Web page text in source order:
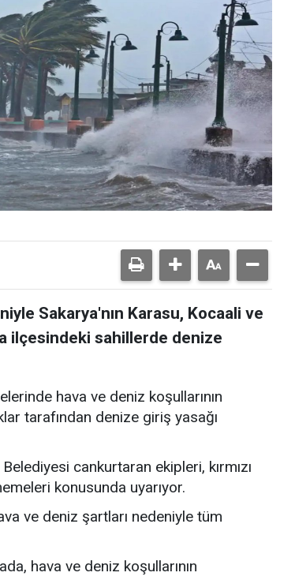
Sakarya'nın Karasu, Kocaali ve
ilçesindeki sahillerde denize
hava ve deniz koşullarının
tarafından denize giriş yasağı
cankurtaran ekipleri, kırmızı
konusunda uyarıyor.
ve deniz şartları nedeniyle tüm
hava ve deniz koşullarının